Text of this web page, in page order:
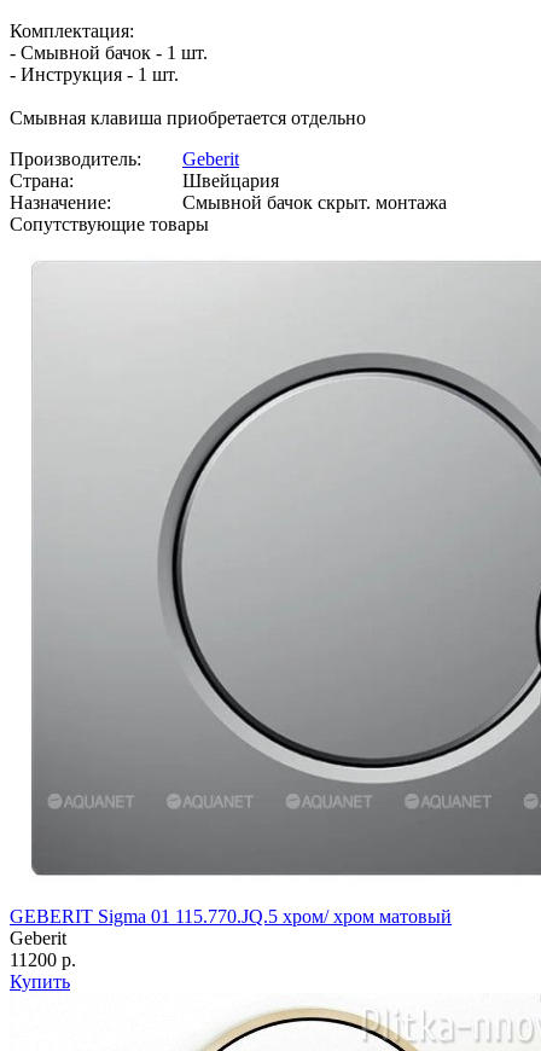
Комплектация:
- Смывной бачок - 1 шт.
- Инструкция - 1 шт.
Смывная клавиша приобретается отдельно
Производитель:
Geberit
Страна:
Швейцария
Назначение:
Смывной бачок скрыт. монтажа
Сопутствующие товары
GEBERIT Sigma 01 115.770.JQ.5 хром/ хром матовый
Geberit
11200 р.
Купить